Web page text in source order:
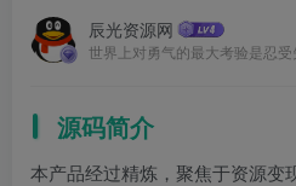
辰光资源网
源码简介
本产品经过精炼，聚焦于资源变